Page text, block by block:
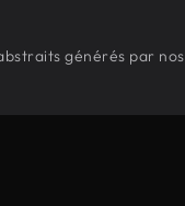
générés par